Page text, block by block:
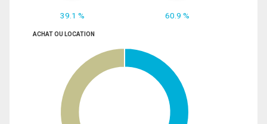
39.1 % 60.9 %
ACHAT OU LOCATION